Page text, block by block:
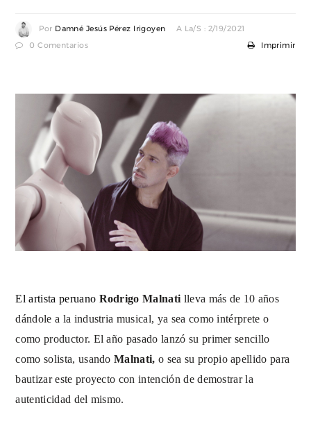
Por Damné Jesús Pérez Irigoyen A La/s : 2/19/2021
0 Comentarios Imprimir
El artista peruano Rodrigo Malnati lleva más de 10 años
dándole a la industria musical, ya sea como intérprete o
como productor. El año pasado lanzó su primer sencillo
como solista, usandoMalnati, o sea su propio apellido para
bautizar este proyecto con intención de demostrar la
autenticidad del mismo.